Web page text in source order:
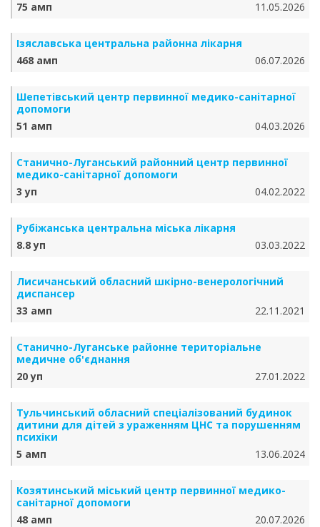
75 амп 11.05.2026
Ізяславська центральна районна лікарня
468 амп
06.07.2026
Шепетівський центр первинної медико-санітарної
допомоги
51 амп
04.03.2026
Станично-Луганський районний центр первинної
медико-санітарної допомоги
3 уп
04.02.2022
Рубіжанська центральна міська лікарня
8.8 уп
03.03.2022
Лисичанський обласний шкірно-венерологічний
диспансер
33 амп
22.11.2021
Станично-Луганське районне територіальне
медичне об'єднання
20 уп
27.01.2022
Тульчинський обласний спеціалізований будинок
дитини для дітей з ураженням ЦНС та порушенням
психіки
5 амп
13.06.2024
Козятинський міський центр первинної медико-
санітарної допомоги
48 амп
20.07.2026